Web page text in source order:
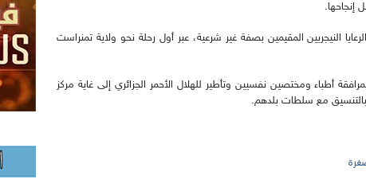
إنجاحها.
النيجريين المقيمين بصفة غير شرعية، عبر أول رحلة نحو ولاية تمنراست
أطباء ومختصين نفسيين وتأطير للهلال الأحمر الجزائري إلى غاية مركز
بالتنسيق مع سلطات بلدهم.